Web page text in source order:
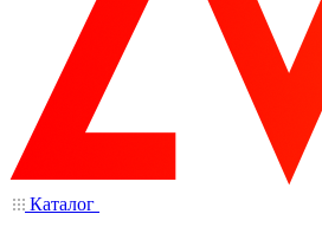
Каталог